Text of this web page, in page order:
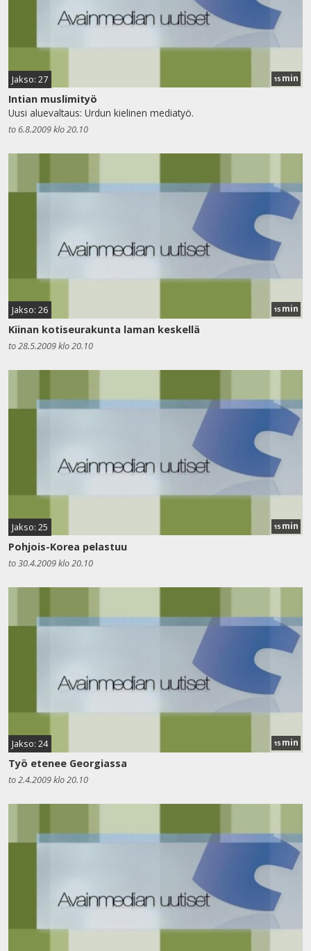
Jakso: 27 15 min
Intian muslimityö
Uusi aluevaltaus: Urdun kielinen mediatyö.
to 6.8.2009 klo 20.10
Jakso: 26 15 min
Kiinan kotiseurakunta laman keskellä
to 28.5.2009 klo 20.10
Jakso: 25 15 min
Pohjois-Korea pelastuu
to 30.4.2009 klo 20.10
Jakso: 24 15 min
Työ etenee Georgiassa
to 2.4.2009 klo 20.10